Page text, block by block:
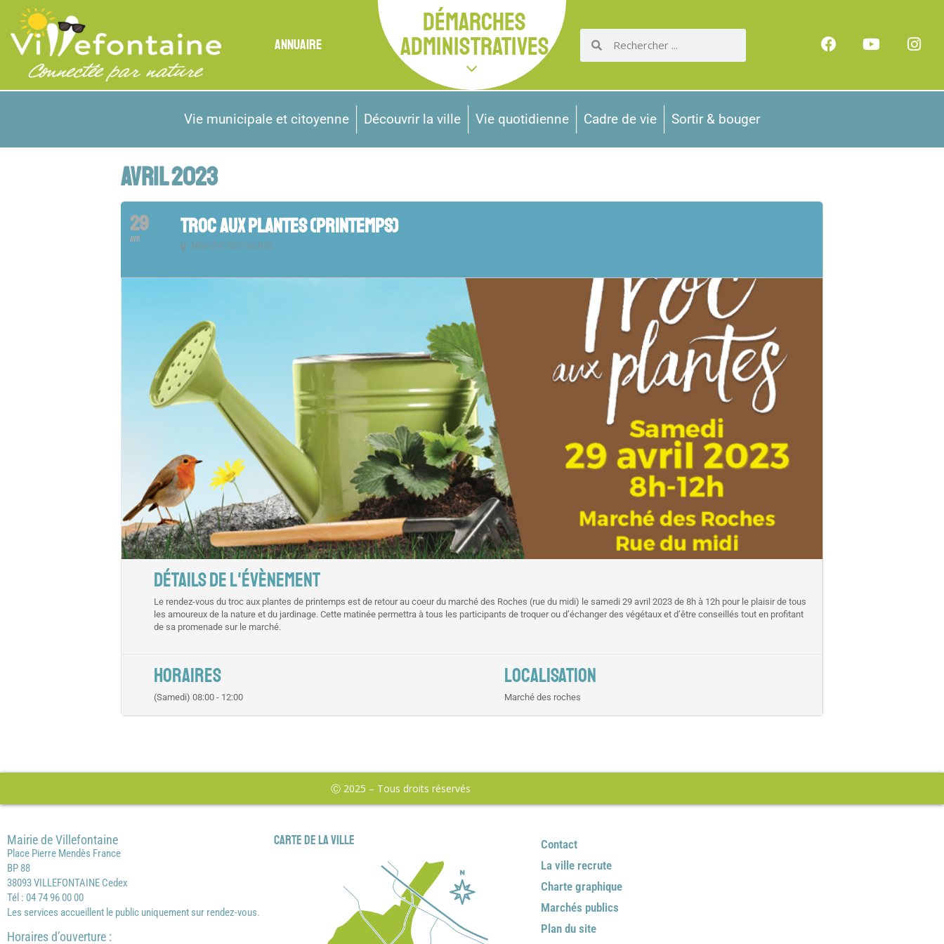
ANNUAIRE
DÉMARCHES
ADMINISTRATIVES
Vie municipale et citoyenne Découvrir la ville Vie quotidienne Cadre de vie Sortir & bouger
AVRIL 2023
29
AVR
TROC AUX PLANTES (PRINTEMPS)
Marché des roches
DÉTAILS DE L'ÉVÈNEMENT
Le rendez-vous du troc aux plantes de printemps est de retour au coeur du marché des Roches (rue du midi) le samedi 29 avril 2023 de 8h à 12h pour le plaisir de tous
les amoureux de la nature et du jardinage. Cette matinée permettra à tous les participants de troquer ou d’échanger des végétaux et d’être conseillés tout en profitant
de sa promenade sur le marché.
HORAIRES
(Samedi) 08:00 - 12:00
LOCALISATION
Marché des roches
Ⓒ 2025 – Tous droits réservés
Mairie de Villefontaine
Place Pierre Mendès France
BP 88
38093 VILLEFONTAINE Cedex
Tél : 04 74 96 00 00
Les services accueillent le public uniquement sur rendez-vous.
Horaires d’ouverture :
Carte de la ville
Contact
La ville recrute
Charte graphique
Marchés publics
Plan du site